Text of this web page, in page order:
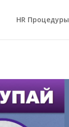
HR Процедуры